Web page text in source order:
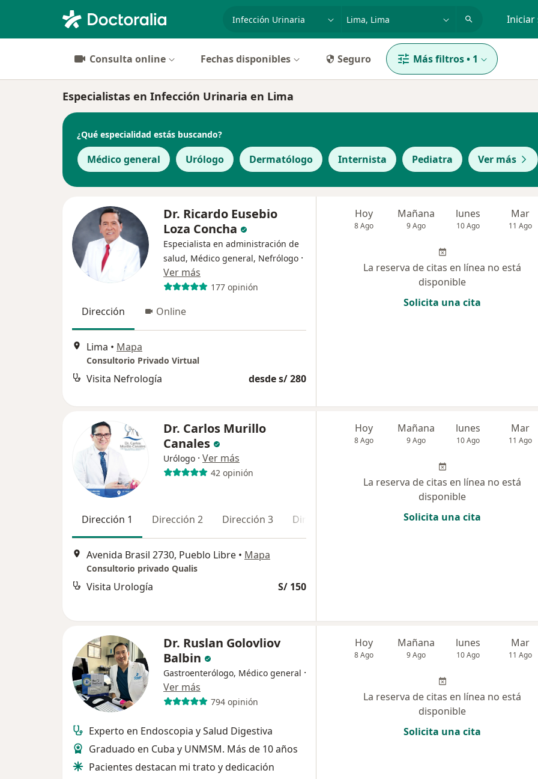
especialidad, enfermedad o nombre Iniciar
Consulta online Fechas disponibles Seguro Más filtros• 1
Especialistas en Infección Urinaria en Lima
¿Qué especialidad estás buscando?
Médico general Urólogo Dermatólogo Internista Pediatra Ver más
Dr. Ricardo Eusebio
Loza Concha
Especialista en administración de
salud, Médico general, Nefrólogo ·
Ver más
177 opinión
Dirección Online
Lima • Mapa
Consultorio Privado Virtual
Visita Nefrología desde s/ 280
Hoy
8 Ago
Mañana
9 Ago
lunes
10 Ago
Mar
11 Ago
La reserva de citas en línea no está
disponible
Solicita una cita
Dr. Carlos Murillo
Canales
Urólogo · Ver más
42 opinión
Dirección 1 Dirección 2 Dirección 3 Dirección 4 Online
Avenida Brasil 2730, Pueblo Libre • Mapa
Consultorio privado Qualis
Visita Urología S/ 150
Hoy
8 Ago
Mañana
9 Ago
lunes
10 Ago
Mar
11 Ago
La reserva de citas en línea no está
disponible
Solicita una cita
Dr. Ruslan Golovliov
Balbin
Gastroenterólogo, Médico general ·
Ver más
794 opinión
Experto en Endoscopia y Salud Digestiva
Graduado en Cuba y UNMSM. Más de 10 años
Pacientes destacan mi trato y dedicación
Hoy
8 Ago
Mañana
9 Ago
lunes
10 Ago
Mar
11 Ago
La reserva de citas en línea no está
disponible
Solicita una cita